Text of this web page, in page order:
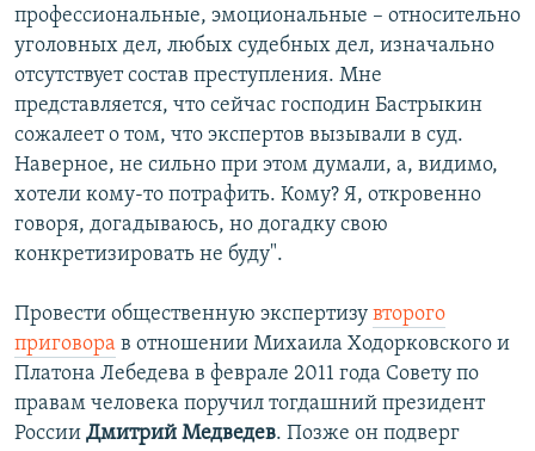
профессиональные, эмоциональные – относительно
уголовных дел, любых судебных дел, изначально
отсутствует состав преступления. Мне
представляется, что сейчас господин Бастрыкин
сожалеет о том, что экспертов вызывали в суд.
Наверное, не сильно при этом думали, а, видимо,
хотели кому-то потрафить. Кому? Я, откровенно
говоря, догадываюсь, но догадку свою
конкретизировать не буду".
Провести общественную экспертизу второго
приговора в отношении Михаила Ходорковского и
Платона Лебедева в феврале 2011 года Совету по
правам человека поручил тогдашний президент
России Дмитрий Медведев. Позже он подверг